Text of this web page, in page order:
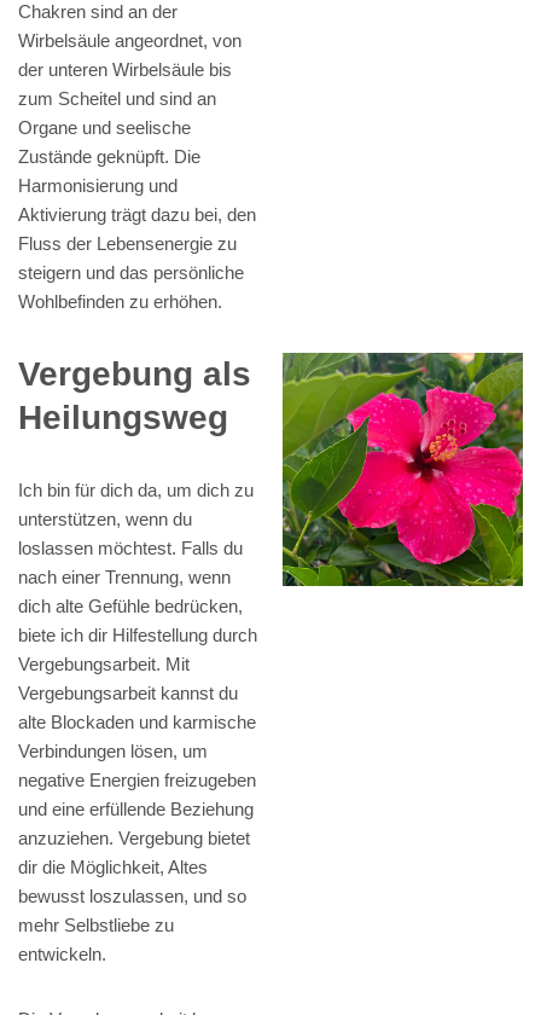
Chakren sind an der
Wirbelsäule angeordnet, von
der unteren Wirbelsäule bis
zum Scheitel und sind an
Organe und seelische
Zustände geknüpft. Die
Harmonisierung und
Aktivierung trägt dazu bei, den
Fluss der Lebensenergie zu
steigern und das persönliche
Wohlbefinden zu erhöhen.
Vergebung als
Heilungsweg
Ich bin für dich da, um dich zu
unterstützen, wenn du
loslassen möchtest. Falls du
nach einer Trennung, wenn
dich alte Gefühle bedrücken,
biete ich dir Hilfestellung durch
Vergebungsarbeit. Mit
Vergebungsarbeit kannst du
alte Blockaden und karmische
Verbindungen lösen, um
negative Energien freizugeben
und eine erfüllende Beziehung
anzuziehen. Vergebung bietet
dir die Möglichkeit, Altes
bewusst loszulassen, und so
mehr Selbstliebe zu
entwickeln.